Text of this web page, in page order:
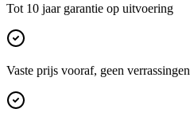
Tot 10 jaar garantie op uitvoering
Vaste prijs vooraf, geen verrassingen